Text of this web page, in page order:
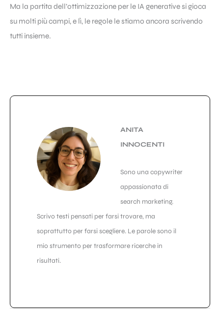
Ma la partita dell’ottimizzazione per le IA generative si gioca
su molti più campi, e lì, le regole le stiamo ancora scrivendo
tutti insieme.
ANITA
INNOCENTI
Sono una copywriter
appassionata di
search marketing.
Scrivo testi pensati per farsi trovare, ma
soprattutto per farsi scegliere. Le parole sono il
mio strumento per trasformare ricerche in
risultati.